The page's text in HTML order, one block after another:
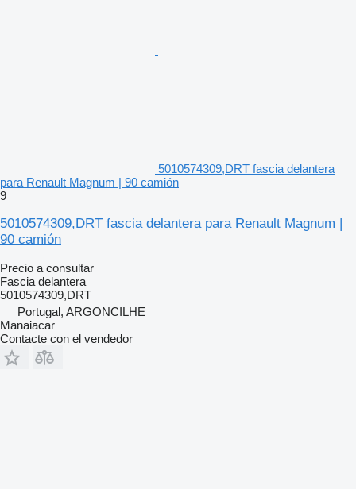
5010574309,DRT fascia delantera
para Renault Magnum | 90 camión
9
5010574309,DRT fascia delantera para Renault Magnum |
90 camión
Precio a consultar
Fascia delantera
5010574309,DRT
Portugal, ARGONCILHE
Manaiacar
Contacte con el vendedor